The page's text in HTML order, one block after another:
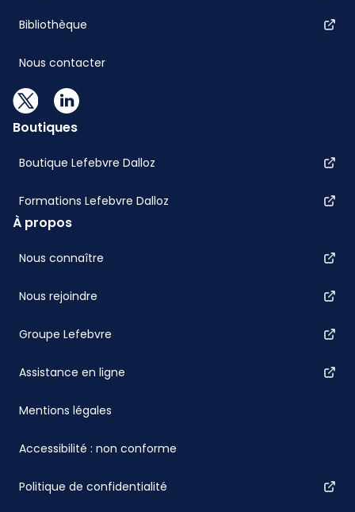
Bibliothèque
Nous contacter
Boutiques
Boutique Lefebvre Dalloz
Formations Lefebvre Dalloz
À propos
Nous connaître
Nous rejoindre
Groupe Lefebvre
Assistance en ligne
Mentions légales
Accessibilité : non conforme
Politique de confidentialité